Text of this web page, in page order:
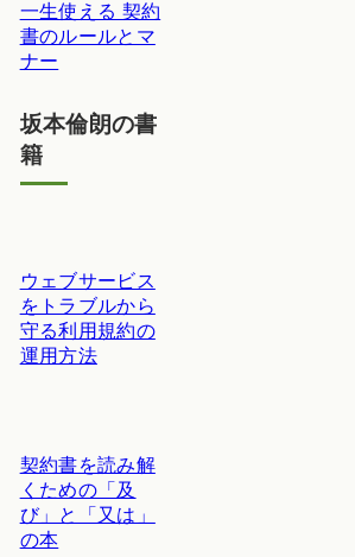
一生使える 契約
書のルールとマ
ナー
坂本倫朗の書
籍
ウェブサービス
をトラブルから
守る利用規約の
運用方法
契約書を読み解
くための「及
び」と「又は」
の本